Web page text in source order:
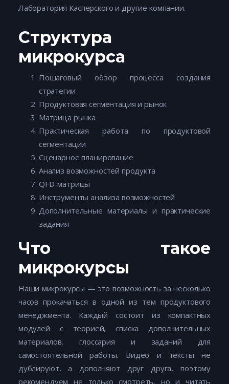
Лаборатория Касперского и другие компании.
Структура
микрокурса
Пошаговый обзор процесса создания
стратегии
Продуктовая сегментация и рынок
Матрица рынка
Практическая работа по продуктовой
сегментации
Сценарное планирование
Анализ возможностей продукта
QFD-матрицы
Инструменты анализа возможностей
Дополнительные материалы и практические
задания
Что такое
микрокурсы
Наши микрокурсы — это возможность за несколько
часов прокачаться в одной из тем продуктового
менеджмента. Каждый состоит из компактных
модулей с теорией, списка дополнительных
материалов, глоссария и заданий для
самостоятельной работы. Видео и тексты не
дублируют, а дополняют друг друга, поэтому
рекомендуем не только смотреть, но и читать